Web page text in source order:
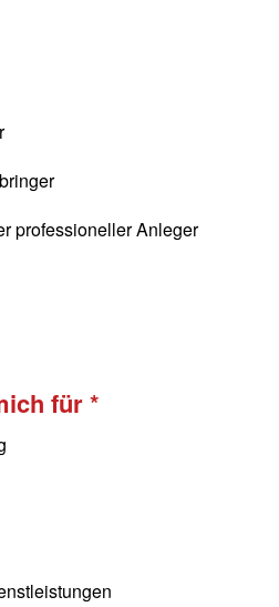
professioneller Anleger
für